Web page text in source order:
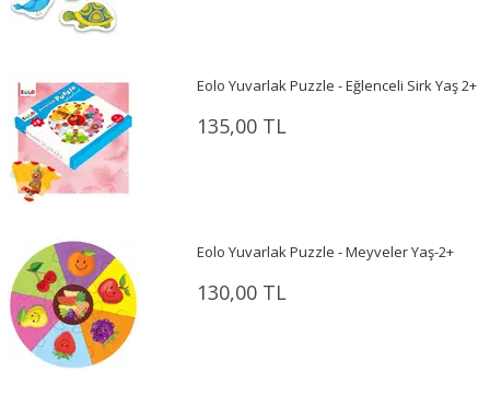
Eolo Yuvarlak Puzzle - Eğlenceli Sirk Yaş 2+
135,00 TL
Eolo Yuvarlak Puzzle - Meyveler Yaş-2+
130,00 TL